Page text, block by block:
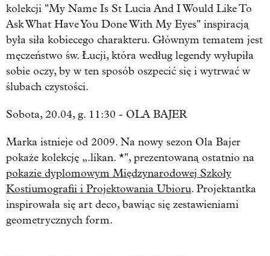
kolekcji "My Name Is St Lucia And I Would Like To
Ask What Have You Done With My Eyes" inspiracją
była siła kobiecego charakteru. Głównym tematem jest
męczeństwo św. Łucji, która według legendy wyłupiła
sobie oczy, by w ten sposób oszpecić się i wytrwać w
ślubach czystości.
Sobota, 20.04, g. 11:30 - OLA BAJER
Marka istnieje od 2009. Na nowy sezon Ola Bajer
pokaże kolekcję „.líkan. *", prezentowaną ostatnio na
pokazie dyplomowym Międzynarodowej Szkoły
Kostiumografii i Projektowania Ubioru. Projektantka
inspirowała się art deco, bawiąc się zestawieniami
geometrycznych form.